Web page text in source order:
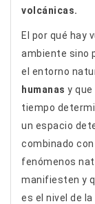
volcánicas.
El por qué hay
ambiente sino
el entorno
humanas y
tiempo
un espacio
combinado
fenómenos
manifiesten y
es el nivel de la